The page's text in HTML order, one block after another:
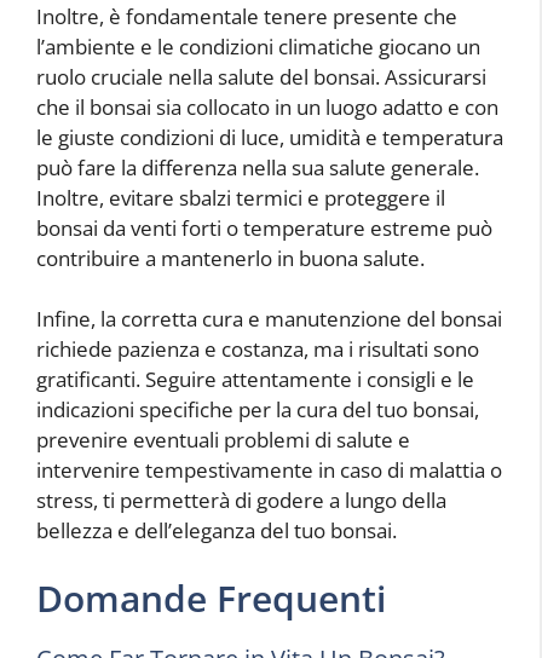
Inoltre, è fondamentale tenere presente che
l’ambiente e le condizioni climatiche giocano un
ruolo cruciale nella salute del bonsai. Assicurarsi
che il bonsai sia collocato in un luogo adatto e con
le giuste condizioni di luce, umidità e temperatura
può fare la differenza nella sua salute generale.
Inoltre, evitare sbalzi termici e proteggere il
bonsai da venti forti o temperature estreme può
contribuire a mantenerlo in buona salute.
Infine, la corretta cura e manutenzione del bonsai
richiede pazienza e costanza, ma i risultati sono
gratificanti. Seguire attentamente i consigli e le
indicazioni specifiche per la cura del tuo bonsai,
prevenire eventuali problemi di salute e
intervenire tempestivamente in caso di malattia o
stress, ti permetterà di godere a lungo della
bellezza e dell’eleganza del tuo bonsai.
Domande Frequenti